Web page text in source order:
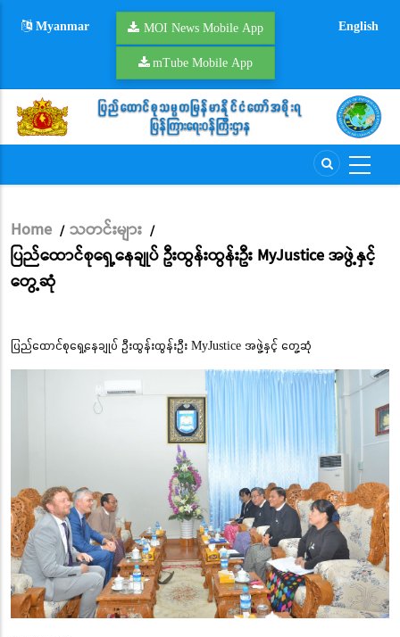
Myanmar MOI News Mobile App
mTube Mobile App
English
Breadcrumb
Home / သတင်းများ /
ပြည်ထောင်စုရှေ့နေချုပ် ဦးထွန်းထွန်းဦး MyJustice အဖွဲ့နှင့်
တွေ့ဆုံ
ပြည်ထောင်စုရှေ့နေချုပ် ဦးထွန်းထွန်းဦး MyJustice အဖွဲ့နှင့် တွေ့ဆုံ